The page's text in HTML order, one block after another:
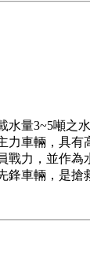
水量3~5噸之
力車輛，具有
戰力，並作為
鋒車輛，是搶